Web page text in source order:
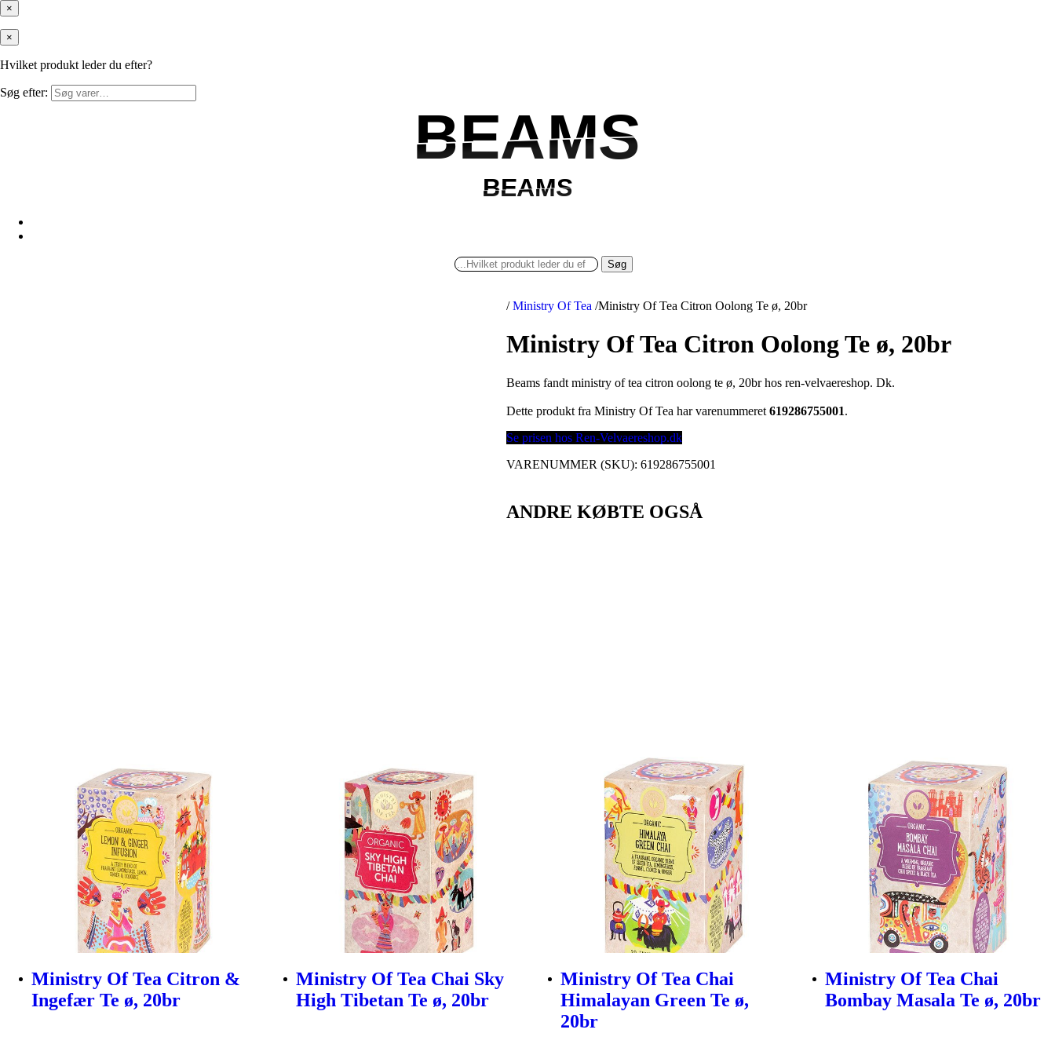
×
×
Hvilket produkt leder du efter?
Søg efter:
BEAMS
BEAMS
BEAMS
BEAMS
Søg
/ Ministry Of Tea /Ministry Of Tea Citron Oolong Te ø, 20br
Ministry Of Tea Citron Oolong Te ø, 20br
Beams fandt ministry of tea citron oolong te ø, 20br hos ren-velvaereshop. Dk.
Dette produkt fra Ministry Of Tea har varenummeret619286755001.
Se prisen hos Ren-Velvaereshop.dk
VARENUMMER (SKU):619286755001
ANDRE KØBTE OGSÅ
Ministry Of Tea Citron &
Ingefær Te ø, 20br
Ministry Of Tea Chai Sky
High Tibetan Te ø, 20br
Ministry Of Tea Chai
Himalayan Green Te ø,
20br
Ministry Of Tea Chai
Bombay Masala Te ø, 20br